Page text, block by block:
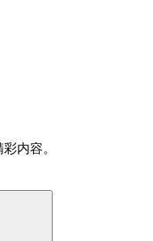
内容。